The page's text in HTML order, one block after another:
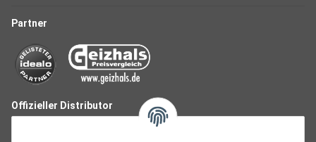
Partner
Offizieller Distributor